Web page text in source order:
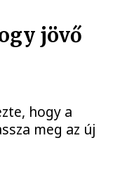
jövő
hogy a
meg az új